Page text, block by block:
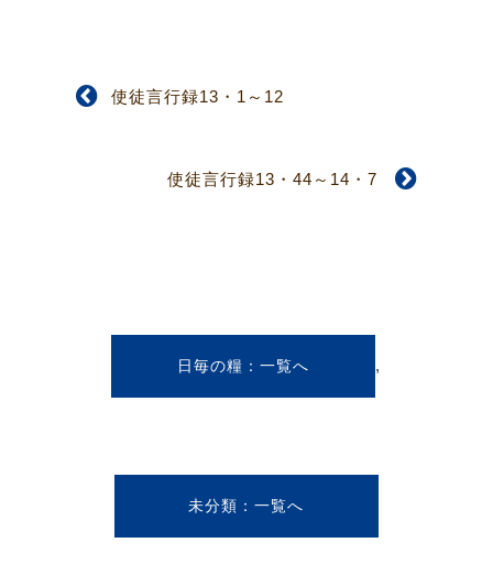
使徒言行録13・1～12
使徒言行録13・44～14・7
日毎の糧 ,
未分類